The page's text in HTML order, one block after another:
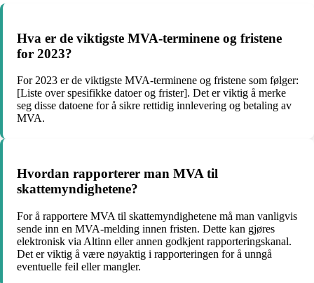
Hva er de viktigste MVA-terminene og fristene
for 2023?
For 2023 er de viktigste MVA-terminene og fristene som følger:
[Liste over spesifikke datoer og frister]. Det er viktig å merke
seg disse datoene for å sikre rettidig innlevering og betaling av
MVA.
Hvordan rapporterer man MVA til
skattemyndighetene?
For å rapportere MVA til skattemyndighetene må man vanligvis
sende inn en MVA-melding innen fristen. Dette kan gjøres
elektronisk via Altinn eller annen godkjent rapporteringskanal.
Det er viktig å være nøyaktig i rapporteringen for å unngå
eventuelle feil eller mangler.